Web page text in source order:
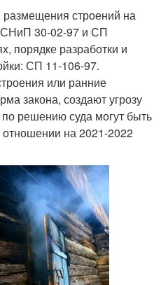
строений на
СНиП 30-02-97 и СП
порядке разработки и
СП 11-106-97.
или ранние
закона, создают угрозу
решению суда могут быть
на 2021-2022